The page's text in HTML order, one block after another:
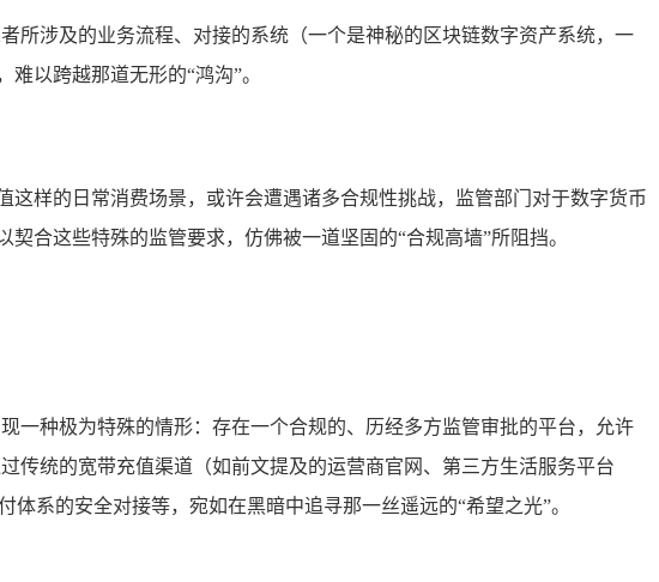
所涉及的业务流程、对接的系统（一个是神秘的区块链数字资产系统，一
以跨越那道无形的“鸿沟”。
样的日常消费场景，或许会遭遇诸多合规性挑战，监管部门对于数字货币
合这些特殊的监管要求，仿佛被一道坚固的“合规高墙”所阻挡。
一种极为特殊的情形：存在一个合规的、历经多方监管审批的平台，允许
传统的宽带充值渠道（如前文提及的运营商官网、第三方生活服务平台
系的安全对接等，宛如在黑暗中追寻那一丝遥远的“希望之光”。